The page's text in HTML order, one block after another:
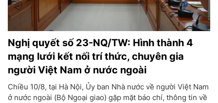
Nghị quyết số 23-NQ/TW: Hình thành 4
mạng lưới kết nối trí thức, chuyên gia
người Việt Nam ở nước ngoài
Chiều 10/8, tại Hà Nội, Ủy ban Nhà nước về người Việt Nam
ở nước ngoài (Bộ Ngoại giao) gặp mặt báo chí, thông tin về